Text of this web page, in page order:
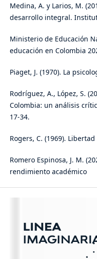
Medina, A. y Larios, M.
desarrollo integral.
Ministerio de Educación
educación en Colombia
Piaget, J. (1970). La
Rodríguez, A., López, S.
Colombia: un análisis
17-34.
Rogers, C. (1969).
Romero Espinosa, J. M.
rendimiento académico